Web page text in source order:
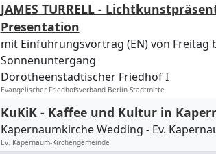
JAMES TURRELL -
Presentation
mit Einführungsvortrag (EN) von Freitag
Sonnenuntergang
Dorotheenstädtischer Friedhof I
Evangelischer Friedhofsverband Berlin Stadtmitte
KuKiK - Kaffee und Kultur in
Kapernaumkirche Wedding Ev.
Ev. Kapernaum-Kirchengemeinde